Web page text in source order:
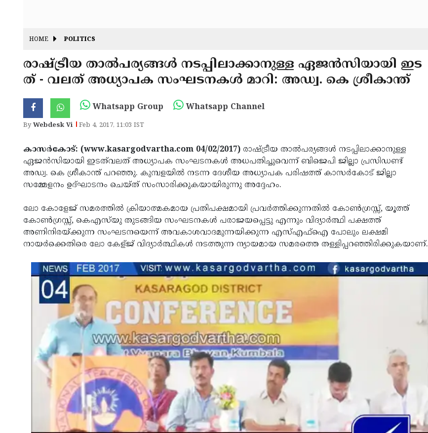
HOME POLITICS
രാഷ്ട്രീയ താല്‍പര്യങ്ങള്‍ നടപ്പിലാക്കാനുള്ള ഏജന്‍സിയായി ഇട
ത്‌ - വലത് അധ്യാപക സംഘടനകള്‍ മാറി: അഡ്വ. കെ ശ്രീകാന്ത്
Whatsapp Group Whatsapp Channel
ByWebdesk Vi Feb 4, 2017, 11:03 IST
കാസര്‍കോട്: (www.kasargodvartha.com 04/02/2017) രാഷ്ട്രീയ താല്‍പര്യങ്ങള്‍ നടപ്പിലാക്കാനുള്ള
ഏജന്‍സിയായി ഇടത്‌വലത് അധ്യാപക സംഘടനകള്‍ അധപതിച്ചുവെന്ന് ബിജെപി ജില്ലാ പ്രസിഡണ്ട്
അഡ്വ. കെ ശ്രീകാന്ത് പറഞ്ഞു. കുമ്പളയില്‍ നടന്ന ദേശീയ അധ്യാപക പരിഷത്ത് കാസര്‍കോട് ജില്ലാ
സമ്മേളനം ഉദ്ഘാടനം ചെയ്ത് സംസാരിക്കുകയായിരുന്നു അദ്ദേഹം.
ലോ കോളേജ് സമരത്തില്‍ ക്രിയാത്മകമായ പ്രതിപക്ഷമായി പ്രവര്‍ത്തിക്കുന്നതില്‍ കോണ്‍ഗ്രസ്സ്, യൂത്ത്
കോണ്‍ഗ്രസ്സ്, കെഎസ്‌യു തുടങ്ങിയ സംഘടനകള്‍ പരാജയപ്പെട്ടു എന്നും വിദ്യാര്‍ത്ഥി പക്ഷത്ത്
അണിനിരയ്ക്കുന്ന സംഘടനയെന്ന് അവകാശവാദമുന്നയിക്കുന്ന എസ്എഫ്‌ഐ പോലും ലക്ഷമി
നായര്‍ക്കെതിരെ ലോ കേള്ജ് വിദ്യാര്‍ത്ഥികള്‍ നടത്തുന്ന ന്യായമായ സമരത്തെ തള്ളിപ്പറഞ്ഞിരിക്കുകയാണ്.